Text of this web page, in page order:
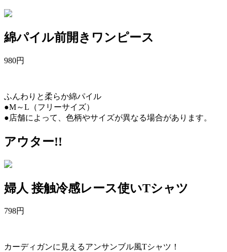
綿パイル前開きワンピース
980円
ふんわりと柔らか綿パイル
●M～L（フリーサイズ）
●店舗によって、色柄やサイズが異なる場合があります。
アウター!!
婦人 接触冷感レース使いTシャツ
798円
カーディガンに見えるアンサンブル風Tシャツ！